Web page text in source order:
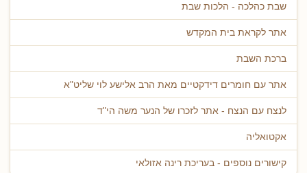
שבת כהלכה - הלכות שבת
אתר לקראת בית המקדש
ברכת השבת
אתר עם חומרים דידקטיים מאת הרב אלישע לוי שליט"א
לנצח עם הנצח - אתר לזכרו של הנער משה הי"ד
אקטואליה
קישורים נוספים - בעריכת רינה אזולאי